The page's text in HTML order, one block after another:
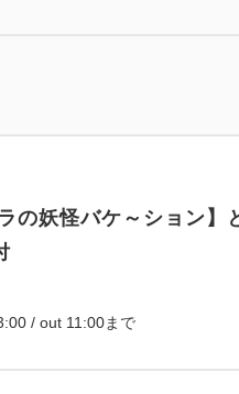
の妖怪バケ～ション】
/ out 11:00まで